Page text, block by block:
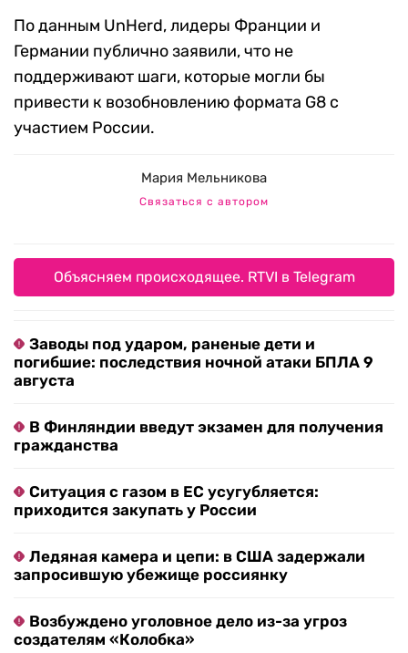
По данным UnHerd, лидеры Франции и
Германии публично заявили, что не
поддерживают шаги, которые могли бы
привести к возобновлению формата G8 с
участием России.
Мария Мельникова
Связаться с автором
Объясняем происходящее. RTVI в Telegram
Заводы под ударом, раненые дети и
погибшие: последствия ночной атаки БПЛА 9
августа
В Финляндии введут экзамен для получения
гражданства
Ситуация с газом в ЕС усугубляется:
приходится закупать у России
Ледяная камера и цепи: в США задержали
запросившую убежище россиянку
Возбуждено уголовное дело из-за угроз
создателям «Колобка»